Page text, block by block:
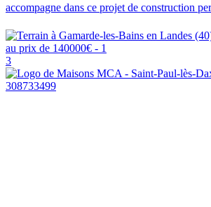
accompagne dans ce projet de construction
3